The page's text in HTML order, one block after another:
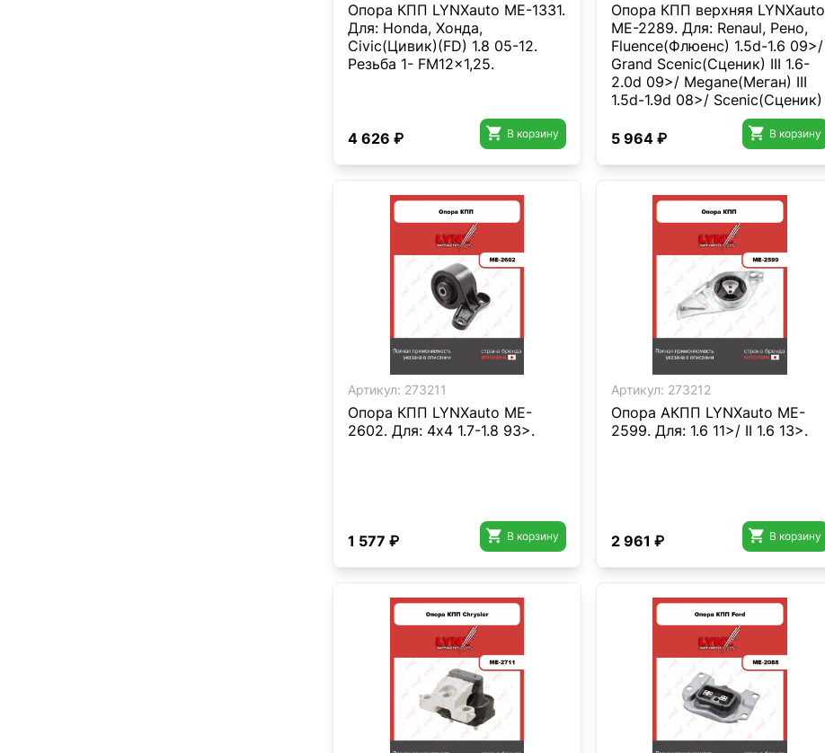
Опора КПП LYNXauto ME-1331.
Для: Honda, Хонда,
Civic(Цивик)(FD) 1.8 05-12.
Резьба 1- FM12x1,25.
4 626 ₽  В корзину
Опора КПП верхняя LYNXauto
ME-2289. Для: Renaul, Рено,
Fluence(Флюенс) 1.5d-1.6 09>/
Grand Scenic(Сценик) III 1.6-
2.0d 09>/ Megane(Меган) III
1.5d-1.9d 08>/ Scenic(Сценик)
5 964 ₽
 В корзину
Артикул: 273211
Опора КПП LYNXauto ME-
2602. Для: 4x4 1.7-1.8 93>.
1 577 ₽  В корзину
Артикул: 273212
Опора AКПП LYNXauto ME-
2599. Для: 1.6 11>/ II 1.6 13>.
2 961 ₽  В корзину